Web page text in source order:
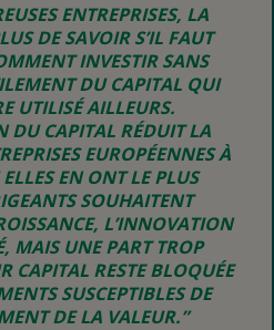
ENTREPRISES, LA
DE SAVOIRS’IL FAUT
INVESTIR SANS
DU CAPITAL QUI
UTILISÉ AILLEURS.
DU CAPITAL RÉDUIT LA
EUROPÉENNES À
EN ONT LE PLUS
SOUHAITENT
L’INNOVATION
MAIS UNE PART TROP
CAPITAL RESTE BLOQUÉE
SUSCEPTIBLES DE
DE LA VALEUR.”